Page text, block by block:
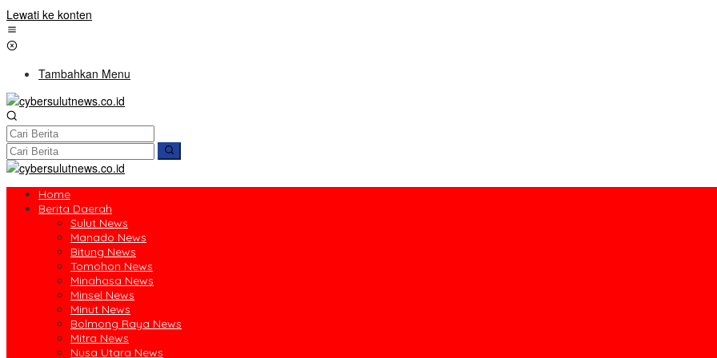
Lewati ke konten
Tambahkan Menu
Home
Berita Daerah
Sulut News
Manado News
Bitung News
Tomohon News
Minahasa News
Minsel News
Minut News
Bolmong Raya News
Mitra News
Nusa Utara News